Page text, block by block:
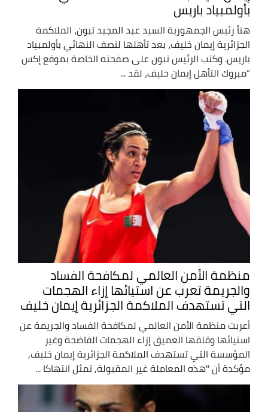
بأولمبياد باريس
‏هنأ رئيس الجمهورية السيد عبد المجيد تبون، الملاكمة
الجزائرية إيمان خليف، بعد تأهلها لنصف النهائي بأولمبياد
باريس. وكتب الرئيس تبون على صفحته الخاصة بموقع إكس
“مبروك التأهل إيمان خليف، لقد ...
منظمة الأمن العالمي لمكافحة الفساد
والجريمة تعرب عن استيائها إزاء الهجمات
التي تستهدف الملاكمة الجزائرية إيمان خليف
أعربت منظمة الأمن العالمي لمكافحة الفساد والجريمة عن
استيائها وقلقها العميق إزاء الهجمات الفاضحة وغير
المؤسسة التي تستهدف الملاكمة الجزائرية إيمان خليف,
مؤكدة أن "هذه المعاملة غير المقبولة, تمثل انتهاكا ...